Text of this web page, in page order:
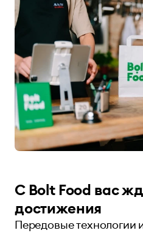
С Bolt Food вас
достижения
Передовые технологии